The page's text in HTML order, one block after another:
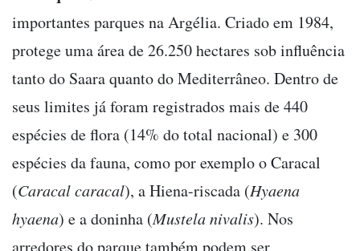
importantes parques na Argélia. Criado em 1984,
protege uma área de 26.250 hectares sob influência
tanto do Saara quanto do Mediterrâneo. Dentro de
seus limites já foram registrados mais de 440
espécies de flora (14% do total nacional) e 300
espécies da fauna, como por exemplo o Caracal
(Caracal caracal), a Hiena-riscada (Hyaena
hyaena) e a doninha (Mustela nivalis). Nos